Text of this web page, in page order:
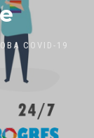
COVID-19